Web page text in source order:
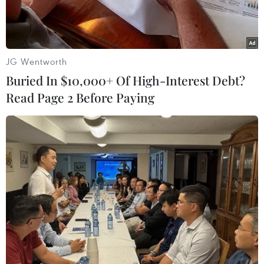
Đối tượng tự xưng là Giám đốc nhà máy giấy Thuận Phát, kẻ
trực tiếp hành hung, giật máy quay của nhóm phóng viên. (Ảnh
cắt từ clip)
Chiều 23/3, sau khi Hội Nhà báo Việt Nam chính
thức có công văn đề nghị Ủy ban Nhân dân và
Công an tỉnh Hòa Bình vào cuộc làm rõ vụ
phóng viên báo Nông thôn Ngày nay/Dân Việt bị
hành hung khi đang tác nghiệp tại nhà máy
JG Wentworth
Buried In $10,000+ Of High-Interest Debt?
Read Page 2 Before Paying